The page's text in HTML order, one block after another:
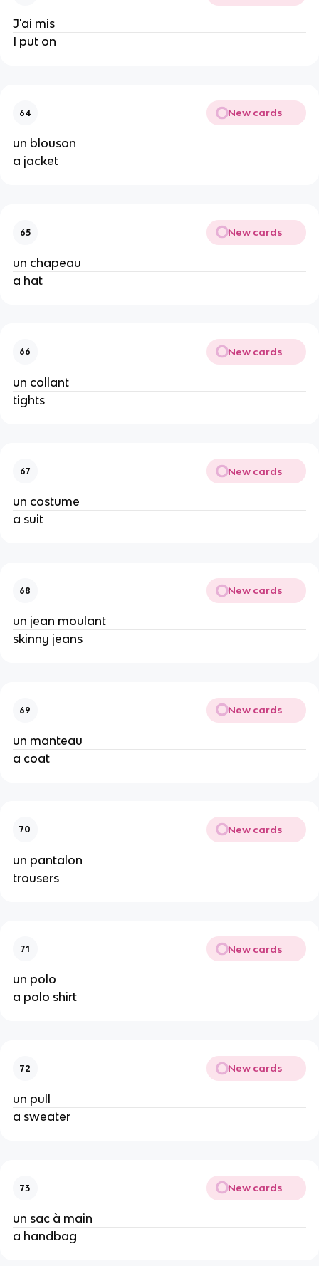
J'ai mis
I put on
64 New cards
un blouson
a jacket
65 New cards
un chapeau
a hat
66 New cards
un collant
tights
67 New cards
un costume
a suit
68 New cards
un jean moulant
skinny jeans
69 New cards
un manteau
a coat
70 New cards
un pantalon
trousers
71 New cards
un polo
a polo shirt
72 New cards
un pull
a sweater
73 New cards
un sac à main
a handbag